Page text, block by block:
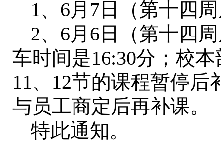
1、6月7日
（第十四
2、6月6日
（第十四
车时间是16:30分；校
11、12节的课程暂停
与员工商定后再补课。
特此通知。